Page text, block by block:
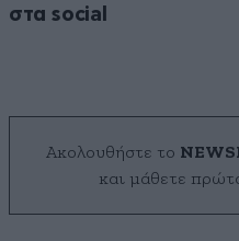
στα social
Ακολουθήστε το
και μάθετε